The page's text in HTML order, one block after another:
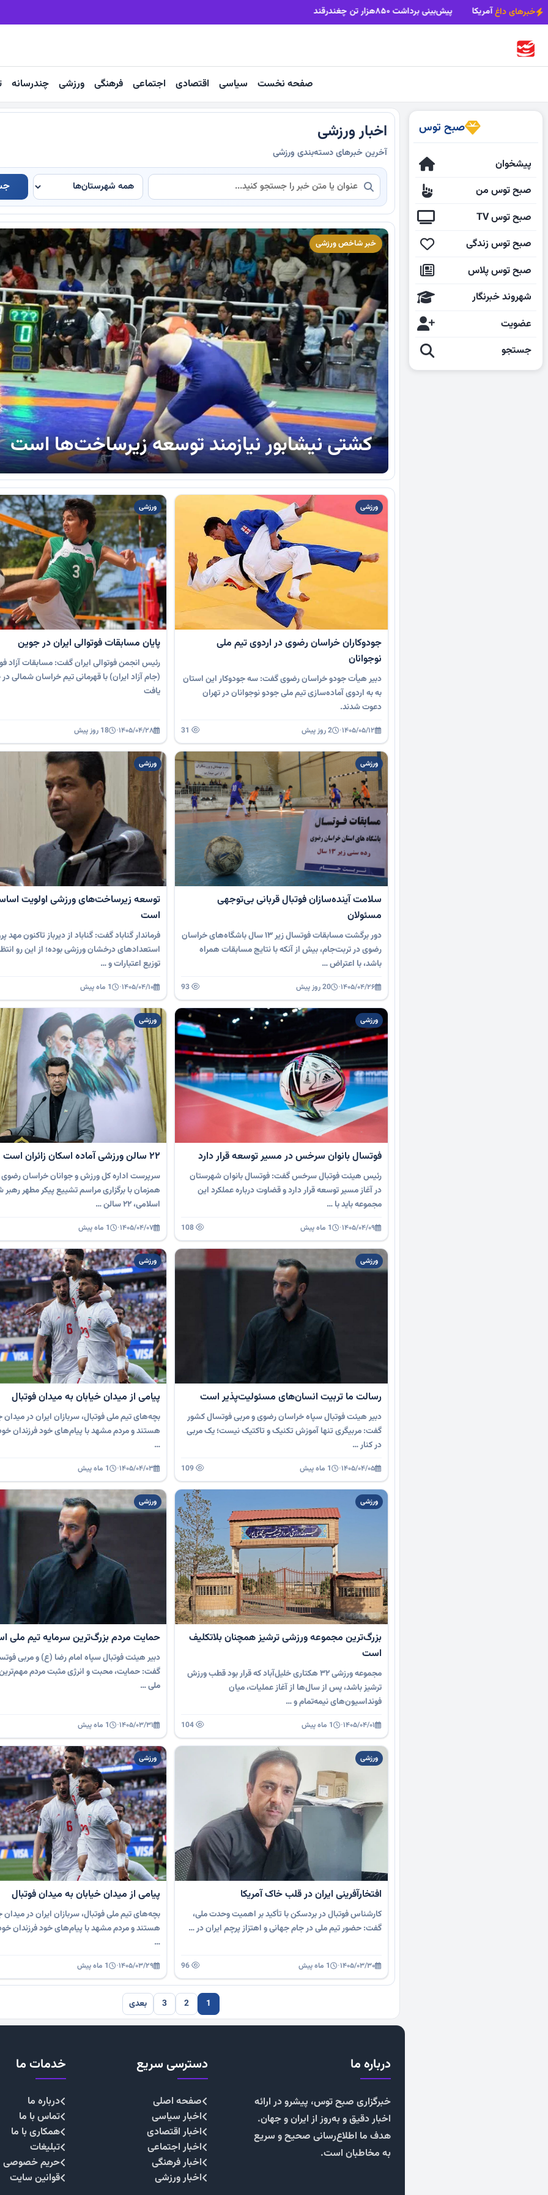
خبرهای داغ
دشمن اقتدار، شرط موفقیت هرگونه مذاکره با آمریکا پیش‌بینی برداشت ۸۵۰هزار تن چغندرقند در خراسان رضوی
صفحه نخست سیاسی اقتصادی اجتماعی فرهنگی ورزشی چندرسانه
صبح توس
پیشخوان
صبح توس من
صبح توس TV
صبح توس زندگی
صبح توس پلاس
شهروند خبرنگار
عضویت
جستجو
اخبار ورزشی
آخرین خبرهای دسته‌بندی ورزشی
خبر شاخص ورزشی
کشتی نیشابور نیازمند توسعه زیرساخت‌ها است
ورزشی
جودوکاران خراسان رضوی در اردوی تیم ملی
نوجوانان
دبیر هیأت جودو خراسان رضوی گفت: سه جودوکار این استان
به به اردوی آماده‌سازی تیم ملی جودو نوجوانان در تهران
دعوت شدند.
۱۴۰۵/۰۵/۱۲· 2 روز پیش
ورزشی
پایان مسابقات فوتوالی ایران در جوین
رئیس انجمن فوتوالی ایران گفت: مسابقات آزاد
(جام آزاد ایران) با قهرمانی تیم خراسان شمالی
یافت
۱۴۰۵/۰۴/۲۸· 18 روز پیش
ورزشی
سلامت آینده‌سازان فوتبال قربانی بی‌توجهی
مسئولان
دور برگشت مسابقات فوتسال زیر ۱۳ سال باشگاه‌های خراسان
رضوی در تربت‌جام، بیش از آنکه با نتایج مسابقات همراه
باشد، با اعتراض …
۱۴۰۵/۰۴/۲۶· 20 روز پیش
ورزشی
توسعه زیرساخت‌های ورزشی اولویت
است
فرماندار گناباد گفت: گناباد از دیرباز تاکنون مهد
استعدادهای درخشان ورزشی بوده؛ از این رو
توزیع اعتبارات و …
۱۴۰۵/۰۴/۱۰· 1 ماه پیش
ورزشی
فوتسال بانوان سرخس در مسیر توسعه قرار دارد
رئیس هیئت فوتبال سرخس گفت: فوتسال بانوان شهرستان
در آغاز مسیر توسعه قرار دارد و قضاوت درباره عملکرد این
مجموعه باید با …
۱۴۰۵/۰۴/۰۹· 1 ماه پیش
ورزشی
22 سالن ورزشی آماده اسکان زائران است
سرپرست اداره کل ورزش و جوانان خراسان
همزمان با برگزاری مراسم تشییع پیکر مطهر رهبر
اسلامی، ۲۲ سالن …
۱۴۰۵/۰۴/۰۷· 1 ماه پیش
ورزشی
رسالت ما تربیت انسان‌های مسئولیت‌پذیر است
دبیر هیئت فوتبال سپاه خراسان رضوی و مربی فوتسال کشور
گفت: مربیگری تنها آموزش تکنیک و تاکتیک نیست؛ یک مربی
در کنار …
۱۴۰۵/۰۴/۰۵· 1 ماه پیش
ورزشی
پیامی از میدان خیابان به میدان فوتبال
بچه‌های تیم ملی فوتبال، سربازان ایران در
هستند و مردم مشهد با پیام‌های خود فرزندان
…
۱۴۰۵/۰۴/۰۳· 1 ماه پیش
ورزشی
بزرگ‌ترین مجموعه ورزشی ترشیز همچنان بلاتکلیف
است
مجموعه ورزشی ۳۲ هکتاری خلیل‌آباد که قرار بود قطب ورزش
ترشیز باشد، پس از سال‌ها از آغاز عملیات، میان
فونداسیون‌های نیمه‌تمام و …
۱۴۰۵/۰۴/۰۱· 1 ماه پیش
ورزشی
حمایت مردم بزرگ‌ترین سرمایه تیم ملی
دبیر هیئت فوتبال سپاه امام رضا (ع) و مربی
گفت: حمایت، محبت و انرژی مثبت مردم
ملی …
۱۴۰۵/۰۳/۳۱· 1 ماه پیش
ورزشی
افتخارآفرینی ایران در قلب خاک آمریکا
کارشناس فوتبال در بردسکن با تأکید بر اهمیت وحدت ملی،
گفت: حضور تیم ملی در جام جهانی و اهتزاز پرچم ایران در …
۱۴۰۵/۰۳/۳۰· 1 ماه پیش
ورزشی
پیامی از میدان خیابان به میدان فوتبال
بچه‌های تیم ملی فوتبال، سربازان ایران در
هستند و مردم مشهد با پیام‌های خود فرزندان
…
۱۴۰۵/۰۳/۲۹· 1 ماه پیش
1
2
3 بعدی
درباره ما
خبرگزاری صبح توس، پیشرو در ارائه
اخبار دقیق و به‌روز از ایران و جهان.
هدف ما اطلاع‌رسانی صحیح و سریع
به مخاطبان است.
دسترسی سریع
صفحه اصلی
اخبار سیاسی
اخبار اقتصادی
اخبار اجتماعی
اخبار فرهنگی
اخبار ورزشی
خدمات ما
درباره ما
تماس با ما
همکاری با ما
تبلیغات
حریم خصوصی
قوانین سایت